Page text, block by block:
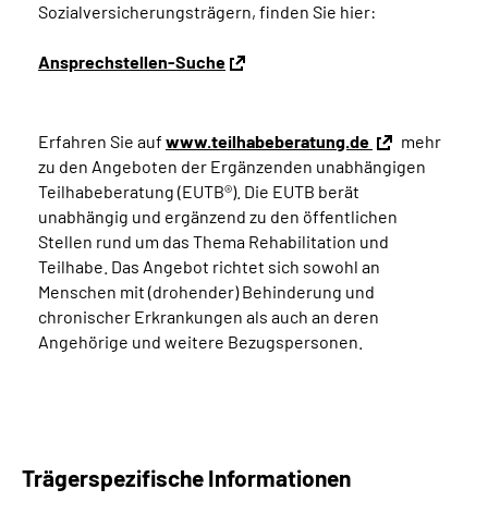
Sozialversicherungsträgern, finden Sie hier:
Ansprechstellen-Suche
Erfahren Sie auf www.teilhabeberatung.de
mehr
zu den Angeboten der Ergänzenden unabhängigen
Teilhabeberatung (EUTB®). Die EUTB berät
unabhängig und ergänzend zu den öffentlichen
Stellen rund um das Thema Rehabilitation und
Teilhabe. Das Angebot richtet sich sowohl an
Menschen mit (drohender) Behinderung und
chronischer Erkrankungen als auch an deren
Angehörige und weitere Bezugspersonen.
Trägerspezifische Informationen